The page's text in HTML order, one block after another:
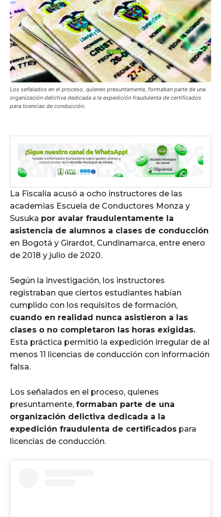
Los señalados en el proceso, quienes presuntamente, formaban parte de una
organización delictiva dedicada a la expedición fraudulenta de certificados
para licencias de conducción.
La Fiscalía acusó a ocho instructores de las
academias Escuela de Conductores Monza y
Susuka por avalar fraudulentamente la
asistencia de alumnos a clases de conducción
en Bogotá y Girardot, Cundinamarca, entre enero
de 2018 y julio de 2020.
Según la investigación, los instructores
registraban que ciertos estudiantes habían
cumplido con los requisitos de formación,
cuando en realidad nunca asistieron a las
clases o no completaron las horas exigidas.
Esta práctica permitió la expedición irregular de al
menos 11 licencias de conducción con información
falsa.
Los señalados en el proceso, quienes
presuntamente, formaban parte de una
organización delictiva dedicada a la
expedición fraudulenta de certificados para
licencias de conducción.